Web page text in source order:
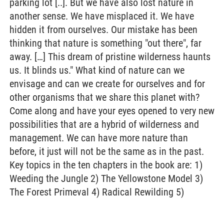
parking lot [..]. But we have also lost nature in
another sense. We have misplaced it. We have
hidden it from ourselves. Our mistake has been
thinking that nature is something "out there", far
away. […] This dream of pristine wilderness haunts
us. It blinds us." What kind of nature can we
envisage and can we create for ourselves and for
other organisms that we share this planet with?
Come along and have your eyes opened to very new
possibilities that are a hybrid of wilderness and
management. We can have more nature than
before, it just will not be the same as in the past.
Key topics in the ten chapters in the book are: 1)
Weeding the Jungle 2) The Yellowstone Model 3)
The Forest Primeval 4) Radical Rewilding 5)